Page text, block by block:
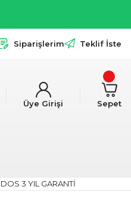
Siparişlerim Teklif İste
Üye Girişi Sepet
3 YIL GARANTİ